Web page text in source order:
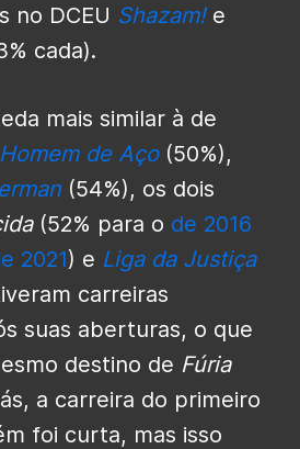
no DCEU Shazam!e
cada).
mais similar à de
de Aço(50%),
(54%), os dois
(52% para o de 2016
2021) e Liga da Justiça
carreiras
suas aberturas, o que
destino de Fúria
a carreira do primeiro
foi curta, mas isso